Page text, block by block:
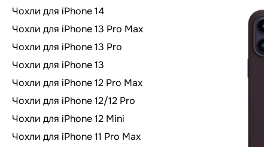
Чохли для iPhone 14
Чохли для iPhone 13 Pro Max
Чохли для iPhone 13 Pro
Чохли для iPhone 13
Чохли для iPhone 12 Pro Max
Чохли для iPhone 12/12 Pro
Чохли для iPhone 12 Mini
Чохли для iPhone 11 Pro Max